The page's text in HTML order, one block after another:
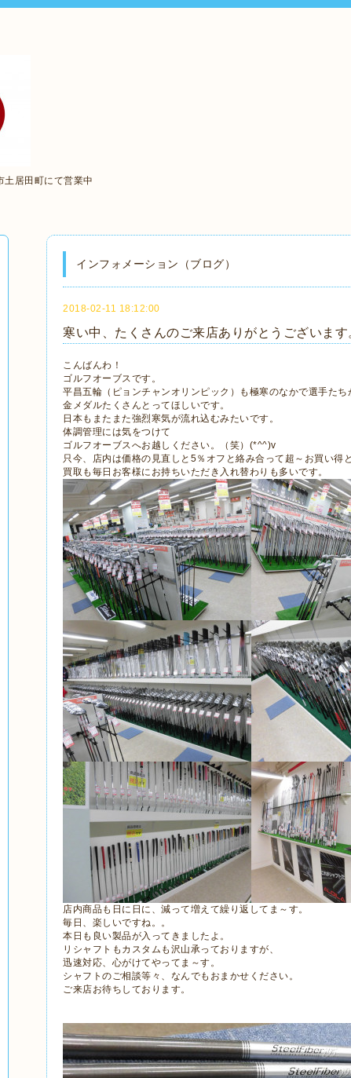
土居田町にて営業中
インフォメーション（ブログ）
2018-02-11 18:12:00
寒い中、たくさんのご来店ありがとうございます
こんばんわ！
ゴルフオーブスです。
平昌五輪（ピョンチャンオリンピック）も極寒のなかで選手たち
金メダルたくさんとってほしいです。
日本もまたまた強烈寒気が流れ込むみたいです。
体調管理には気をつけて
ゴルフオーブスへお越しください。（笑）(*^^)v
只今、店内は価格の見直しと5％オフと絡み合って超～お買い得
買取も毎日お客様にお持ちいただき入れ替わりも多いです。
店内商品も日に日に、減って増えて繰り返してま～す。
毎日、楽しいですね。。
本日も良い製品が入ってきましたよ。
リシャフトもカスタムも沢山承っておりますが、
迅速対応、心がけてやってま～す。
シャフトのご相談等々、なんでもおまかせください。
ご来店お待ちしております。